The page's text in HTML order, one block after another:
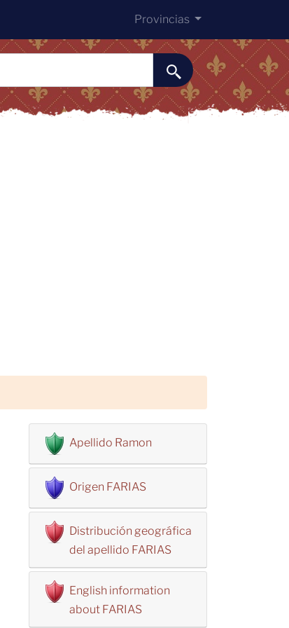
Provincias
Apellido Ramon
Origen FARIAS
Distribución geográfica
del apellido FARIAS
English information
about FARIAS